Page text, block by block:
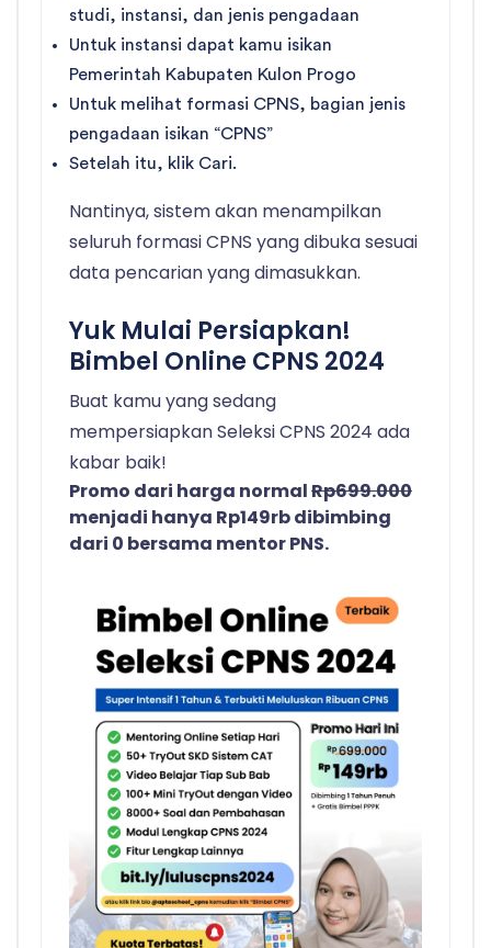
studi, instansi, dan jenis pengadaan
Untuk instansi dapat kamu isikan
Pemerintah Kabupaten Kulon Progo
Untuk melihat formasi CPNS, bagian jenis
pengadaan isikan “CPNS”
Setelah itu, klik Cari.
Nantinya, sistem akan menampilkan
seluruh formasi CPNS yang dibuka sesuai
data pencarian yang dimasukkan.
Yuk Mulai Persiapkan!
Bimbel Online CPNS 2024
Buat kamu yang sedang
mempersiapkan Seleksi CPNS 2024 ada
kabar baik!
Promo dari harga normalRp699.000
menjadi hanya Rp149rb dibimbing
dari 0 bersama mentor PNS.